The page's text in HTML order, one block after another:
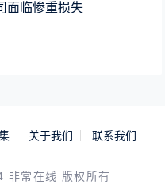
面临惨重损失
关于我们 联系我们
常在线 版权所有